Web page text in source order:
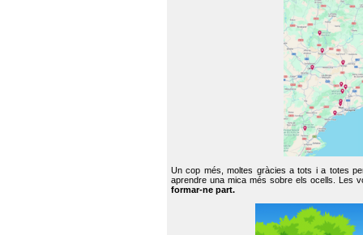
Un cop més, moltes gràcies a tots i a totes
aprendre una mica més sobre els ocells. Les
formar-ne part.